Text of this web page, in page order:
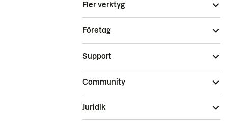
Fler verktyg
Företag
Support
Community
Juridik